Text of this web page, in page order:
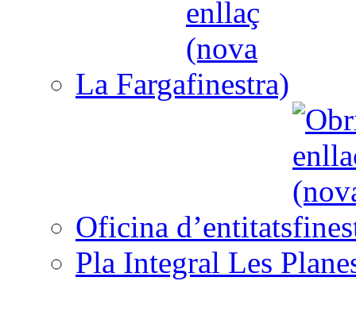
La Farga
Oficina d’entitats
Pla Integral Les